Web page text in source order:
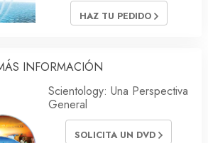
HAZ TU PEDIDO
INFORMACIÓN
Scientology: Una Perspectiva
General
SOLICITA UN DVD